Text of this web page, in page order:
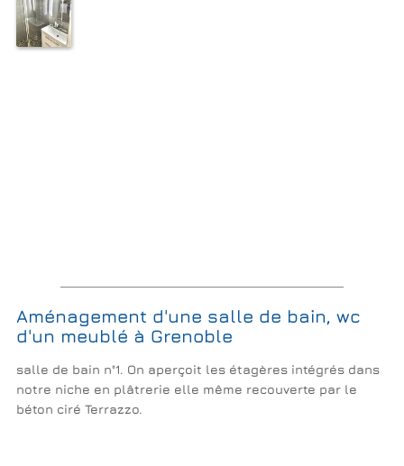
Aménagement d'une salle de bain, wc
d'un meublé à Grenoble
salle de bain n°1. On aperçoit les étagères intégrés dans
notre niche en plâtrerie elle même recouverte par le
béton ciré Terrazzo.